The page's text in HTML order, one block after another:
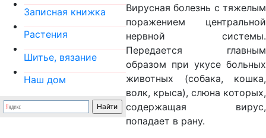
Записная книжка
Растения
Шитье, вязание
Наш дом
Вирусная болезнь с тяжелым
поражением центральной
нервной системы.
Передается главным
образом при укусе больных
животных (собака, кошка,
волк, крыса), слюна которых,
содержащая вирус,
попадает в рану.